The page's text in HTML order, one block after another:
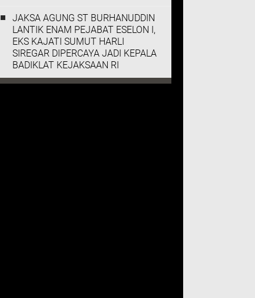
JAKSA AGUNG ST BURHANUDDIN
LANTIK ENAM PEJABAT ESELON I,
EKS KAJATI SUMUT HARLI
SIREGAR DIPERCAYA JADI KEPALA
BADIKLAT KEJAKSAAN RI